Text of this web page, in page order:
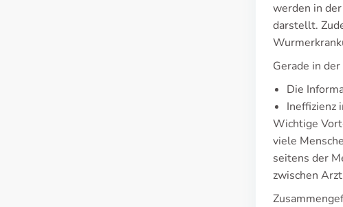
werden in
darstellt.
Gerade in
Die
Ineffizienz
Wichtige
viele
seitens der
zwischen